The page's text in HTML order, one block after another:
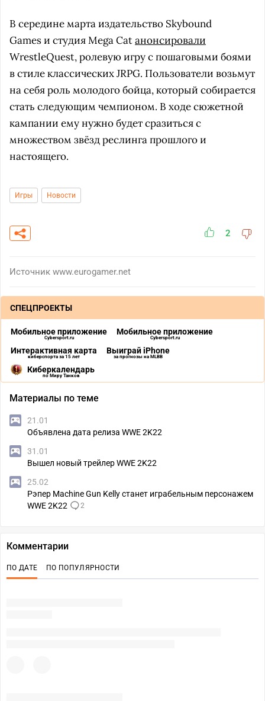
В середине марта издательство Skybound
Games и студия Mega Catанонсировали
WrestleQuest, ролевую игру с пошаговыми боями
в стиле классических JRPG. Пользователи возьмут
на себя роль молодого бойца, который собирается
стать следующим чемпионом. В ходе сюжетной
кампании ему нужно будет сразиться с
множеством звёзд реслинга прошлого и
настоящего.
Игры Новости
2
Источник www.eurogamer.net
СПЕЦПРОЕКТЫ
Мобильное приложение
Cybersport.ru
Мобильное приложение
Cybersport.ru
Интерактивная карта
киберспорта за 15 лет
Выиграй iPhone
за прогнозы на MLBB
Киберкалендарь
по Миру Танков
Материалы по теме
21.01
Объявлена дата релиза WWE 2K22
31.01
Вышел новый трейлер WWE 2K22
25.02
Рэпер Machine Gun Kelly станет играбельным персонажем
WWE 2K22
2
Комментарии
ПО ДАТЕ ПО ПОПУЛЯРНОСТИ